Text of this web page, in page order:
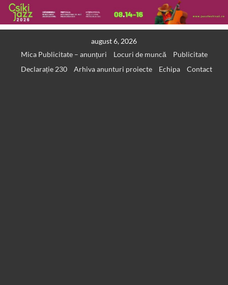
august 6, 2026
Mica Publicitate – anunțuri
Locuri de muncă
Publicitate
Declarație 230
Arhiva anunturi proiecte Echipa Contact